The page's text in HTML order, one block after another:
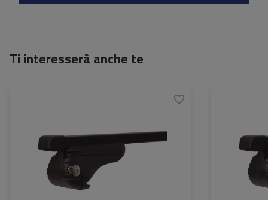
Ti interesserà anche te